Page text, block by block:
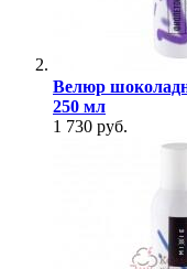
Велюр
250 мл
1 730 руб.